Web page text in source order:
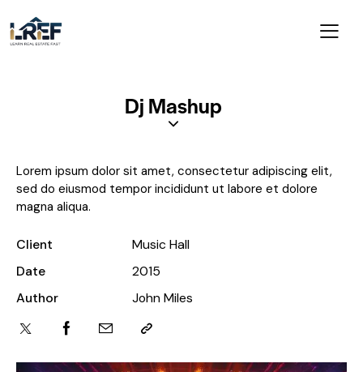
Dj Mashup
Lorem ipsum dolor sit amet, consectetur adipiscing elit,
sed do eiusmod tempor incididunt ut labore et dolore
magna aliqua.
Client
Music Hall
Date
2015
Author
John Miles